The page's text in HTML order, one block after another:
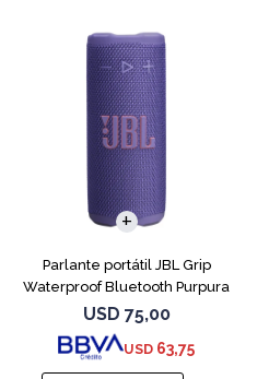
Parlante portátil JBL Grip
Waterproof Bluetooth Purpura
USD 75,00
USD 63,75